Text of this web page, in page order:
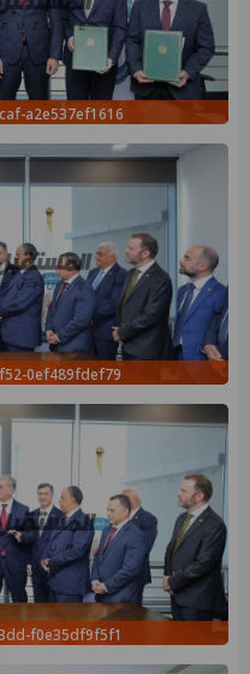
a2e537ef1616
0ef489fdef79
f0e35df9f5f1